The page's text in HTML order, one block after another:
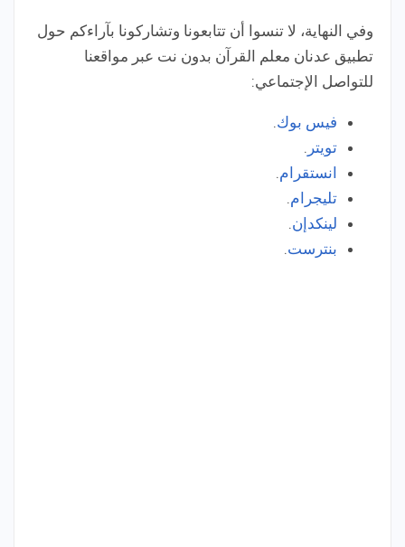
وفي النهاية، لا تنسوا أن تتابعونا وتشاركونا بآراءكم حول
تطبيق عدنان معلم القرآن بدون نت عبر مواقعنا
للتواصل الإجتماعي:
فيس بوك.
تويتر .
انستقرام.
تليجرام.
لينكدإن.
بنترست.